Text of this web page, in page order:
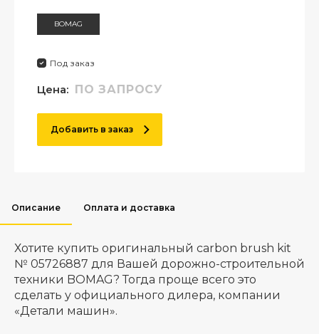
BOMAG
Под заказ
Цена: ПО ЗАПРОСУ
Добавить в заказ
Описание Оплата и доставка
Хотите купить оригинальный carbon brush kit
№ 05726887 для Вашей дорожно-строительной
техники BOMAG? Тогда проще всего это
сделать у официального дилера, компании
«Детали машин».